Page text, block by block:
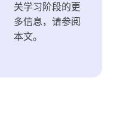
关学习阶段的更
多信息，请参阅
本文。